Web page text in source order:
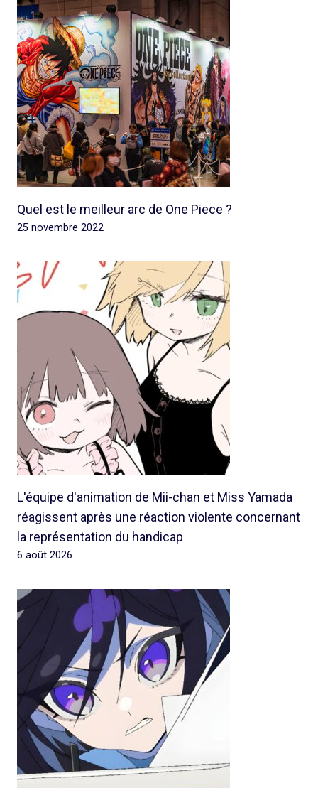
Quel est le meilleur arc de One Piece ?
25 novembre 2022
L'équipe d'animation de Mii-chan et Miss Yamada
réagissent après une réaction violente concernant
la représentation du handicap
6 août 2026